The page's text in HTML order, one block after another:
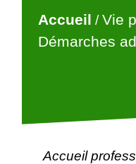
Accueil /Vie
Démarches
Accueil